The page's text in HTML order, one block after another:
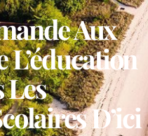
Aux
L’éducation
Les
D’ici